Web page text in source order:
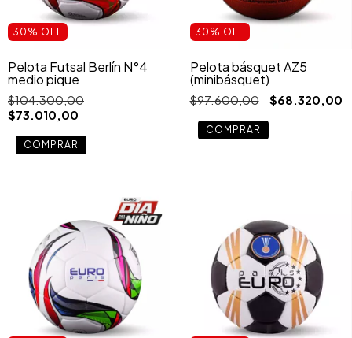
30 % OFF
Pelota Futsal Berlín N°4
medio pique
$104.300,00
$73.010,00
30 % OFF
Pelota básquet AZ5
(minibásquet)
$97.600,00 $68.320,00